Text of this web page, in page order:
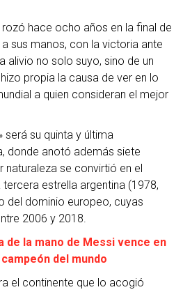
hace ocho años en la final de
sus manos, con la victoria ante
alivio no solo suyo, sino de un
propia la causa de ver en lo
a quien consideran el mejor
será su quinta y última
donde anotó además siete
naturaleza se convirtió en el
estrella argentina (1978,
del dominio europeo, cuyas
2006 y 2018.
de la mano de Messi vence en
del mundo
el continente que lo acogió